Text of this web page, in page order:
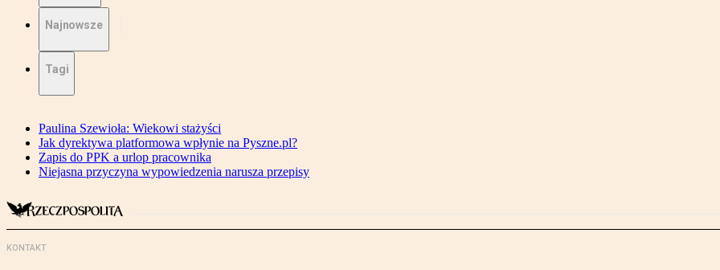
Najnowsze
Tagi
Paulina Szewioła: Wiekowi stażyści
Jak dyrektywa platformowa wpłynie na Pyszne.pl?
Zapis do PPK a urlop pracownika
Niejasna przyczyna wypowiedzenia narusza przepisy
KONTAKT